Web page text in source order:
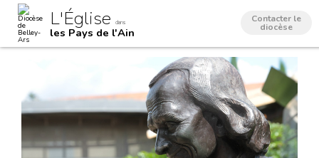
contenu.
Outils
personnels
L'Église dans
les Pays de l'Ain
Contacter le
diocèse